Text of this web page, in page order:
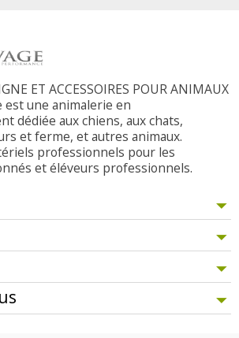
ET ACCESSOIRES POUR ANIMAUX
est une animalerie en
dédiée aux chiens, aux chats,
et ferme, et autres animaux.
professionnels pour les
et éléveurs professionnels.